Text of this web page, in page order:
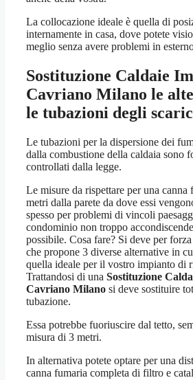
La collocazione ideale è quella di
internamente in casa, dove potete
meglio senza avere problemi in
Sostituzione Caldaie
Cavriano Milano le
le tubazioni degli
Le tubazioni per la dispersione dei
dalla combustione della caldaia sono
controllati dalla legge.
Le misure da rispettare per una canna
metri dalla parete da dove essi
spesso per problemi di vincoli
condominio non troppo
possibile. Cosa fare? Si deve per
che propone 3 diverse alternative in
quella ideale per il vostro impianto di
Trattandosi di una Sostituzione
Cavriano Milano si deve sostituire
tubazione.
Essa potrebbe fuoriuscire dal tetto,
misura di 3 metri.
In alternativa potete optare per una
canna fumaria completa di filtro e